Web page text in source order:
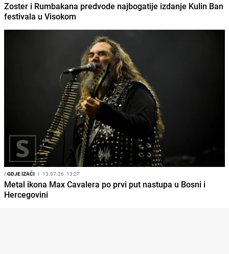
Zoster i Rumbakana predvode najbogatije izdanje Kulin Ban
festivala u Visokom
/GDJE IZAĆI I 13.07.26. 13:27
Metal ikona Max Cavalera po prvi put nastupa u Bosni i
Hercegovini